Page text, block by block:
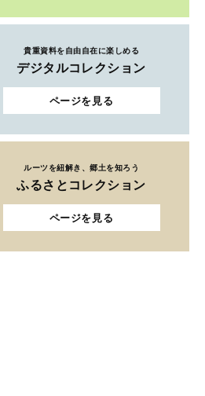
貴重資料を自由自在に楽しめる
デジタルコレクション
ページを見る
ルーツを紐解き、郷土を知ろう
ふるさとコレクション
ページを見る